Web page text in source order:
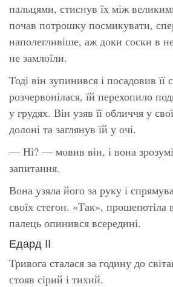
пальцями, стиснув їх між
почав потрошку посмикувати,
наполегливіше, аж доки соски в
не замлоїли.
Тоді він зупинився і посадовив її
розчервонілася, їй перехопило
у грудях. Він узяв її обличчя у
долоні та заглянув їй у очі.
— Ні? — мовив він, і вона
запитання.
Вона узяла його за руку і
своїх стегон. «Так», прошепотіла
палець опинився всередині.
Едард II
Тривога сталася за годину до
стояв сірий і тихий.